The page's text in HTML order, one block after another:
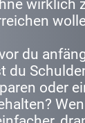
wirklich
du
du
oder